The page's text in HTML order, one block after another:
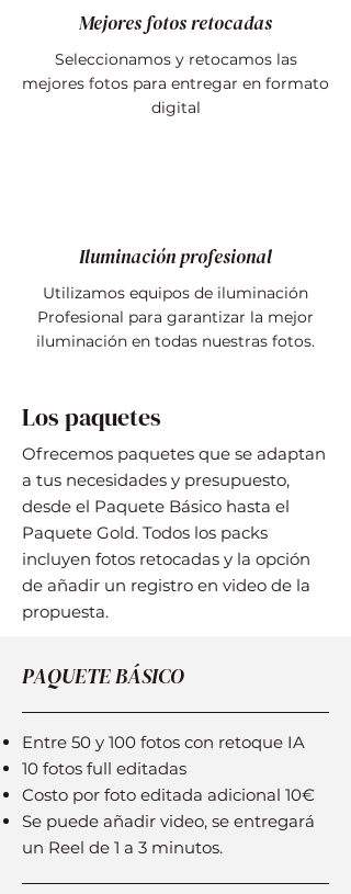
Mejores fotos retocadas
Seleccionamos y retocamos las
mejores fotos para entregar en formato
digital
Iluminación profesional
Utilizamos equipos de iluminación
Profesional para garantizar la mejor
iluminación en todas nuestras fotos.
Los paquetes
Ofrecemos paquetes que se adaptan
a tus necesidades y presupuesto,
desde el Paquete Básico hasta el
Paquete Gold. Todos los packs
incluyen fotos retocadas y la opción
de añadir un registro en video de la
propuesta.
PAQUETE BÁSICO
Entre 50 y 100 fotos con retoque IA
10 fotos full editadas
Costo por foto editada adicional 10€
Se puede añadir video, se entregará
un Reel de 1 a 3 minutos.